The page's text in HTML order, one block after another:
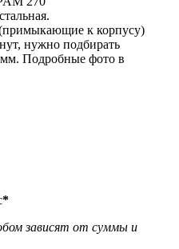
к корпусу)
нужно подбирать
Подробные фото в
*
зависят от суммы и